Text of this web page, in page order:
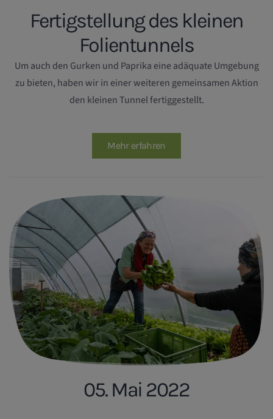
Fertigstellung des kleinen
Folientunnels
Um auch den Gurken und Paprika eine adäquate Umgebung
zu bieten, haben wir in einer weiteren gemeinsamen Aktion
den kleinen Tunnel fertiggestellt.
Mehr erfahren
05. Mai 2022